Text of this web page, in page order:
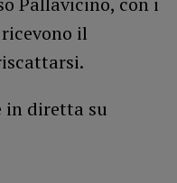
il
diretta su